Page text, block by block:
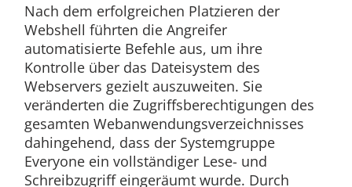
Nach dem erfolgreichen Platzieren der
Webshell führten die Angreifer
automatisierte Befehle aus, um ihre
Kontrolle über das Dateisystem des
Webservers gezielt auszuweiten. Sie
veränderten die Zugriffsberechtigungen des
gesamten Webanwendungsverzeichnisses
dahingehend, dass der Systemgruppe
Everyone ein vollständiger Lese- und
Schreibzugriff eingeräumt wurde. Durch